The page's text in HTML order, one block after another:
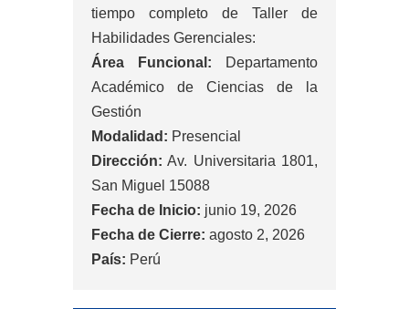
tiempo completo de Taller de
Habilidades Gerenciales:
Área Funcional: Departamento
Académico de Ciencias de la
Gestión
Modalidad: Presencial
Dirección: Av. Universitaria 1801,
San Miguel 15088
Fecha de Inicio: junio 19, 2026
Fecha de Cierre: agosto 2, 2026
País: Perú